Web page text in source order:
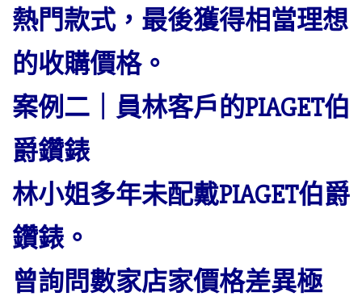
熱門款式，最後獲得相當理想
的收購價格。
案例二｜員林客戶的PIAGET伯
爵鑽錶
林小姐多年未配戴PIAGET伯爵
鑽錶。
曾詢問數家店家價格差異極